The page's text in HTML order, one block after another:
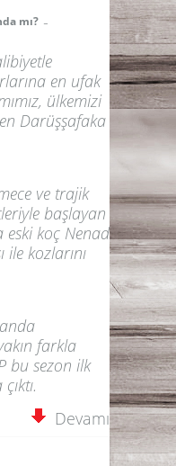
mı? -
en ufak
ülkemizi
Darüşşafaka
ve trajik
başlayan
eski koç Nenad
ile kozlarını
farkla
bu sezon ilk
Devamı